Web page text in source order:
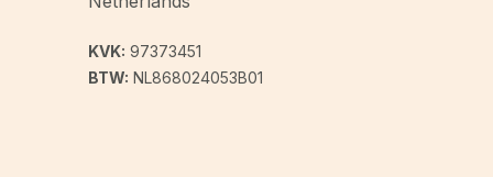
KVK: 97373451
BTW: NL868024053B01